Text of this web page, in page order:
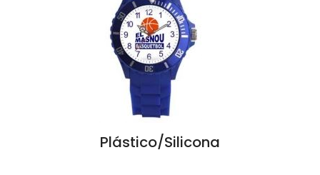
Plástico/Silicona